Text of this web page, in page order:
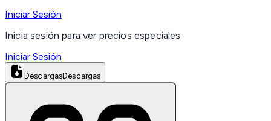
Iniciar Sesión
Inicia sesión para ver precios especiales
Iniciar Sesión
DescargasDescargas